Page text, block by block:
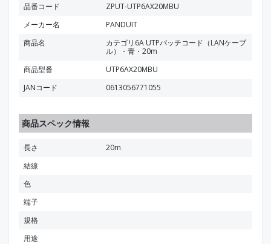
品番コード
ZPUT-UTP6AX20MBU
メーカー名
PANDUIT
商品名
カテゴリ6A UTPパッチコード（LANケーブ
ル）・青・20m
商品型番
UTP6AX20MBU
JANコード
0613056771055
商品スペック情報
長さ
20m
結線
色
端子
規格
用途